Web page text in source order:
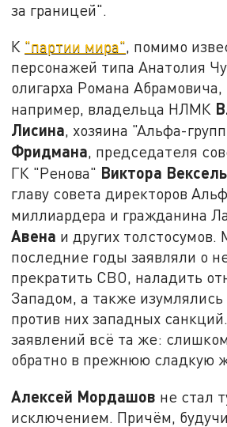
за границей".
К "партии мира", помимо
персонажей типа Анатолия
олигарха Романа
например, владельца НЛМК
Лисина, хозяина "Альфа-
Фридмана, председателя
ГК "Ренова" Виктора
главу совета директоров
миллиардера и гражданина
Авена и других толстосумов.
последние годы заявляли о
прекратить СВО, наладить
Западом, а также
против них западных
заявлений всё та же:
обратно в прежнюю сладкую
Алексей Мордашов не стал
исключением. Причём, будучи